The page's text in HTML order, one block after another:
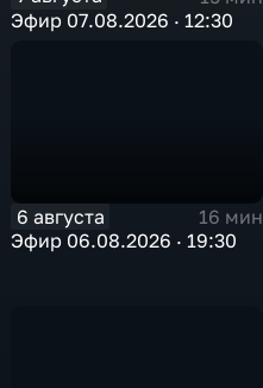
Эфир 07.08.2026 · 12:30
6 августа
16 мин
Эфир 06.08.2026 · 19:30